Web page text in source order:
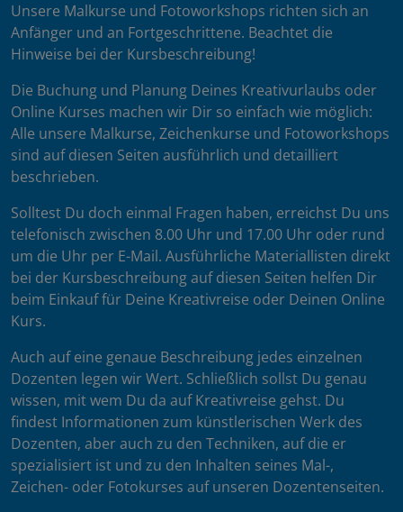
Unsere Malkurse und Fotoworkshops richten sich an
Anfänger und an Fortgeschrittene. Beachtet die
Hinweise bei der Kursbeschreibung!
Die Buchung und Planung Deines Kreativurlaubs oder
Online Kurses machen wir Dir so einfach wie möglich:
Alle unsere Malkurse, Zeichenkurse und Fotoworkshops
sind auf diesen Seiten ausführlich und detailliert
beschrieben.
Solltest Du doch einmal Fragen haben, erreichst Du uns
telefonisch zwischen 8.00 Uhr und 17.00 Uhr oder rund
um die Uhr per E-Mail. Ausführliche Materiallisten direkt
bei der Kursbeschreibung auf diesen Seiten helfen Dir
beim Einkauf für Deine Kreativreise oder Deinen Online
Kurs.
Auch auf eine genaue Beschreibung jedes einzelnen
Dozenten legen wir Wert. Schließlich sollst Du genau
wissen, mit wem Du da auf Kreativreise gehst. Du
findest Informationen zum künstlerischen Werk des
Dozenten, aber auch zu den Techniken, auf die er
spezialisiert ist und zu den Inhalten seines Mal-,
Zeichen- oder Fotokurses auf unseren Dozentenseiten.